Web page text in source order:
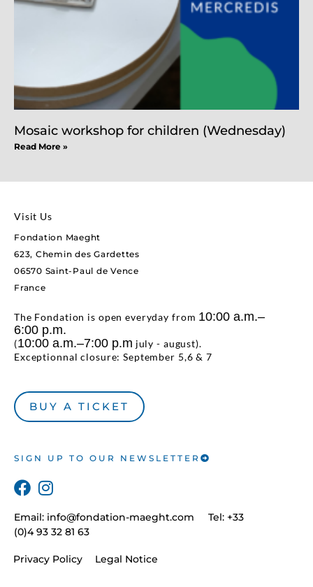
Mosaic workshop for children (Wednesday)
Read More »
Visit Us
Fondation Maeght
623, Chemin des Gardettes
06570 Saint-Paul de Vence
France
The Fondation is open everyday from 10:00 a.m.–
6:00 p.m.
(10:00 a.m.–7:00 p.m july - august).
Exceptionnal closure: September 5,6 & 7
BUY A TICKET
SIGN UP TO OUR NEWSLETTER
Privacy Policy Legal Notice
Email: info@fondation-maeght.com Tel: +33
(0)4 93 32 81 63